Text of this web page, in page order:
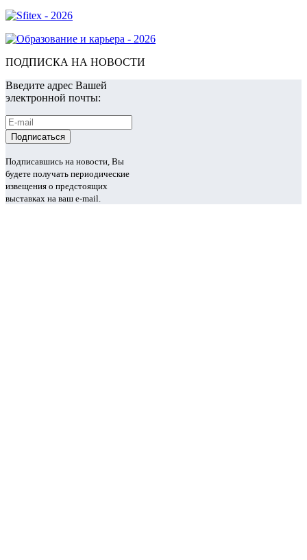
ПОДПИСКА НА НОВОСТИ
Введите адрес Вашей
электронной почты:
Подписавшись на новости, Вы
будете получать периодические
извещения о предстоящих
выставках на ваш e-mail.